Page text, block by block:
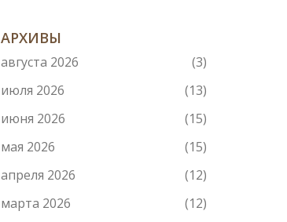
АРХИВЫ
августа 2026
(3)
июля 2026
(13)
июня 2026
(15)
мая 2026
(15)
апреля 2026
(12)
марта 2026
(12)